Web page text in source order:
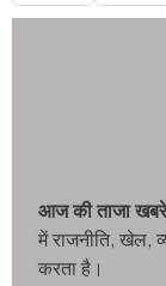
आज की ताजा खबरे
में राजनीति, खेल,
करता है।